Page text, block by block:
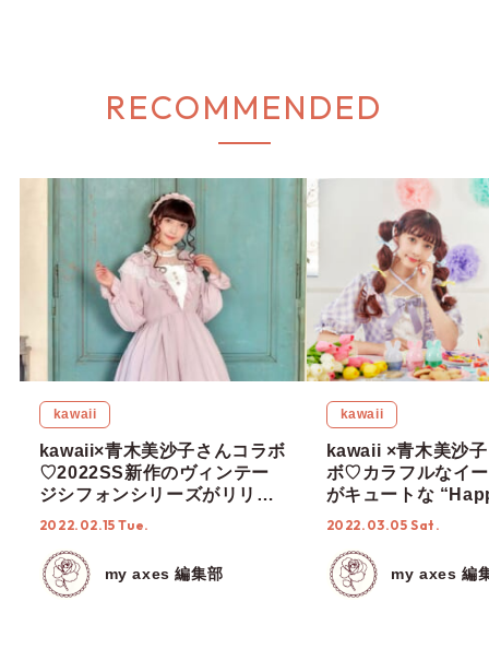
RECOMMENDED
kawaii
kawaii×青木美沙子さんコラボ
♡2022SS新作のヴィンテー
ジシフォンシリーズがリリー
ス！
2022.02.15 Tue.
my axes 編集部
kawaii
kawaii ×青木美沙
ボ♡カラフルなイ
がキュートな
Easter” シリーズ
2022.03.05 Sat.
my axes 編